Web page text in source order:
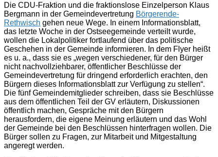
Die CDU-Fraktion und die fraktionslose Einzelperson Klaus
Bergmann in der Gemeindevertretung Börgerende-
Rethwisch gehen neue Wege. In einem Informationsblatt,
das letzte Woche in der Ostseegemeinde verteilt wurde,
wollen die Lokalpolitiker fortlaufend über das politische
Geschehen in der Gemeinde informieren. In dem Flyer heißt
es u. a., dass sie es „wegen verschiedener, für den Bürger
nicht nachvollziehbarer, öffentlicher Beschlüsse der
Gemeindevertretung für dringend erforderlich erachten, den
Bürgern dieses Informationsblatt zur Verfügung zu stellen“.
Die fünf Gemeindemitglieder schreiben, dass sie Beschlüsse
aus dem öffentlichen Teil der GV erläutern, Diskussionen
öffentlich machen, Gespräche mit den Bürgern
herausfordern, die eigene Meinung erläutern und das Wohl
der Gemeinde bei den Beschlüssen hinterfragen wollen. Die
Bürger sollen zu Fragen, zur Mitarbeit und Mitgestaltung
angeregt werden.